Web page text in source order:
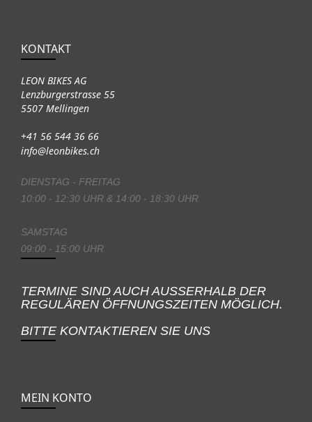
KONTAKT
LEON BIKES AG
Lenzburgerstrasse 55
5507 Mellingen
+41 56 544 36 66
info@leonbikes.ch
DIENSTAG - FREITAG
10:00 - 12:30 UHR & 14:00 - 18:30 UHR
SAMSTAG
09:00 - 15:00 UHR
TERMINE SIND AUCH AUSSERHALB DER
REGULÄREN ÖFFNUNGSZEITEN MÖGLICH.
BITTE KONTAKTIEREN SIE UNS
MEIN KONTO